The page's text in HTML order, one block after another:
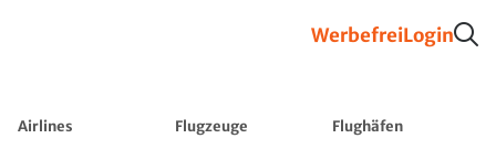
WerbefreiLogin
Airlines Flugzeuge
Flughäfen